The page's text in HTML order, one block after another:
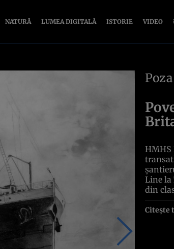
NATURĂ LUMEA DIGITALĂ ISTORIE VIDEO
Poza
HMHS
Line la
din
Citește